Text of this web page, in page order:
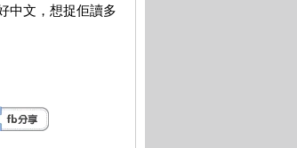
中文，想捉佢讀多